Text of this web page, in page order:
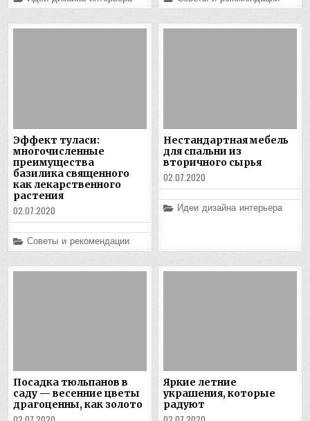
in in
Эффект туласи:
многочисленные
преимущества
базилика священного
как лекарственного
растения
02.07.2020
Posted
in
Советы и рекомендации
Нестандартная мебель
для спальни из
вторичного сырья
02.07.2020
Posted
in
Идеи дизайна интерьера
Посадка тюльпанов в
саду — весенние цветы
драгоценны, как золото
Яркие летние
украшения, которые
радуют